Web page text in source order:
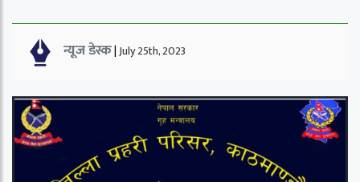
न्यूज डेस्क|July 25th, 2023